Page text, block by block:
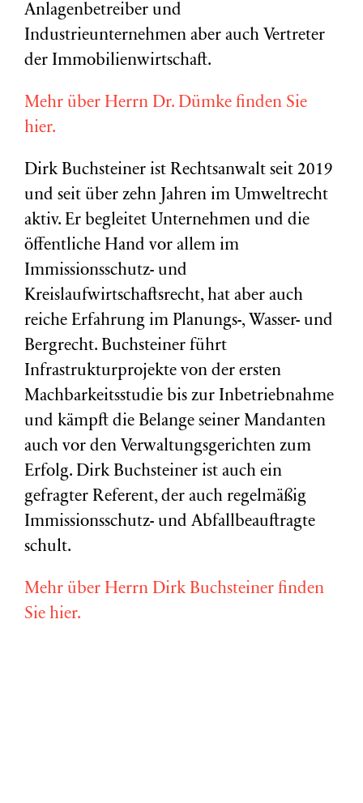
Anlagenbetreiber und
Industrieunternehmen aber auch Vertreter
der Immobilienwirtschaft.
Mehr über Herrn Dr. Dümke finden Sie
hier.
Dirk Buchsteiner ist Rechtsanwalt seit 2019
und seit über zehn Jahren im Umweltrecht
aktiv. Er begleitet Unternehmen und die
öffentliche Hand vor allem im
Immissionsschutz- und
Kreislaufwirtschaftsrecht, hat aber auch
reiche Erfahrung im Planungs-, Wasser- und
Bergrecht. Buchsteiner führt
Infrastrukturprojekte von der ersten
Machbarkeitsstudie bis zur Inbetriebnahme
und kämpft die Belange seiner Mandanten
auch vor den Verwaltungsgerichten zum
Erfolg. Dirk Buchsteiner ist auch ein
gefragter Referent, der auch regelmäßig
Immissionsschutz- und Abfallbeauftragte
schult.
Mehr über Herrn Dirk Buchsteiner finden
Sie hier.